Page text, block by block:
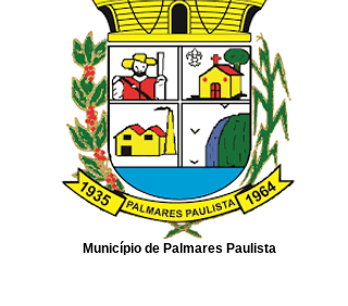
Município de Palmares Paulista